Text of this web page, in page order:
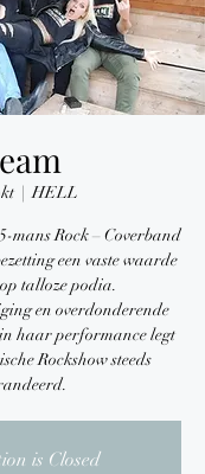
  |
HELL
mans Rock – Coverband
een vaste waarde
talloze podia.
en overdonderende
haar performance legt
Rockshow steeds
is Closed